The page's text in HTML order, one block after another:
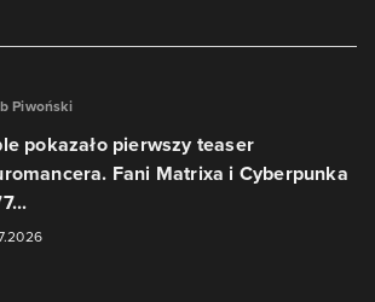
Piwoński
pokazało pierwszy teaser
Fani Matrixa i Cyberpunka